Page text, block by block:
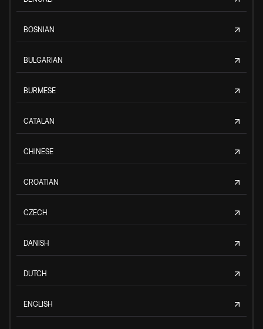
BOSNIAN
BULGARIAN
BURMESE
CATALAN
CHINESE
CROATIAN
CZECH
DANISH
DUTCH
ENGLISH